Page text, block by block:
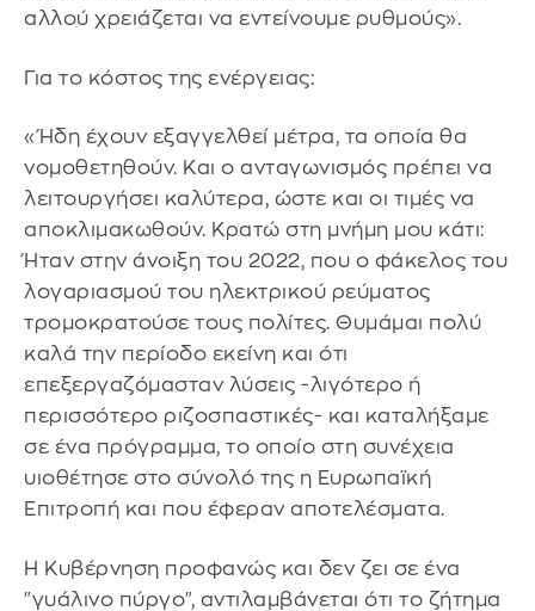
αλλού χρειάζεται να εντείνουμε ρυθμούς».
Για το κόστος της ενέργειας:
«Ήδη έχουν εξαγγελθεί μέτρα, τα οποία θα
νομοθετηθούν. Και ο ανταγωνισμός πρέπει να
λειτουργήσει καλύτερα, ώστε και οι τιμές να
αποκλιμακωθούν. Κρατώ στη μνήμη μου κάτι:
Ήταν στην άνοιξη του 2022, που ο φάκελος του
λογαριασμού του ηλεκτρικού ρεύματος
τρομοκρατούσε τους πολίτες. Θυμάμαι πολύ
καλά την περίοδο εκείνη και ότι
επεξεργαζόμασταν λύσεις -λιγότερο ή
περισσότερο ριζοσπαστικές- και καταλήξαμε
σε ένα πρόγραμμα, το οποίο στη συνέχεια
υιοθέτησε στο σύνολό της η Ευρωπαϊκή
Επιτροπή και που έφεραν αποτελέσματα.
Η Κυβέρνηση προφανώς και δεν ζει σε ένα
"γυάλινο πύργο", αντιλαμβάνεται ότι το ζήτημα